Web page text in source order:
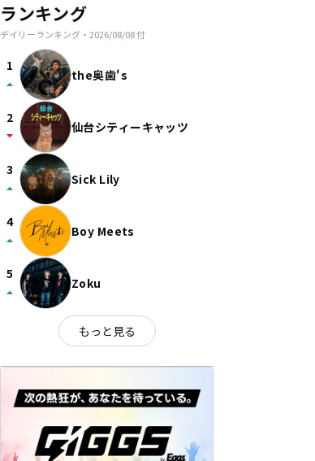
ランキング
デイリーランキング・ 2026/08/08付
1
arrow_drop_up the奥歯's
2
arrow_drop_down 仙台シティーキャッツ
3
arrow_drop_up Sick Lily
4
arrow_drop_up Boy Meets
5
arrow_drop_up Zoku
もっと見る